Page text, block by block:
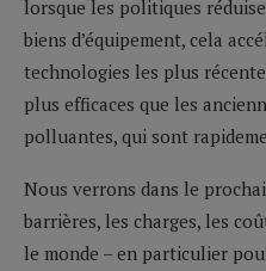
lorsque les politiques
biens d’équipement, cela
technologies les plus
plus efficaces que les
polluantes, qui sont
Nous verrons dans le
barrières, les charges, les
le monde – en particulier